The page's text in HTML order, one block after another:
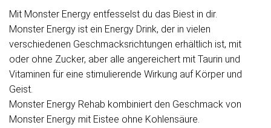
Mit Monster Energy entfesselst du das Biest in dir.
Monster Energy ist ein Energy Drink, der in vielen
verschiedenen Geschmacksrichtungen erhältlich ist, mit
oder ohne Zucker, aber alle angereichert mit Taurin und
Vitaminen für eine stimulierende Wirkung auf Körper und
Geist.
Monster Energy Rehab kombiniert den Geschmack von
Monster Energy mit Eistee ohne Kohlensäure.